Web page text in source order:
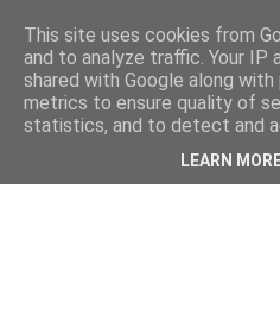
This site uses cookies from
and to analyze traffic. Your IP
shared with Google along
metrics to ensure quality of
statistics, and to detect and
LEARN